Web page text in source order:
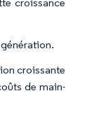
croissante
de main-